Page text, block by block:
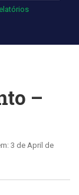
–
3 de April de